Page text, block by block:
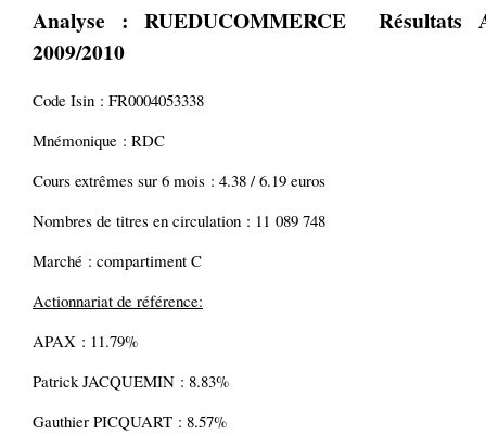
Analyse : RUEDUCOMMERCE Résultats
2009/2010
Code Isin : FR0004053338
Mnémonique : RDC
Cours extrêmes sur 6 mois : 4.38 / 6.19 euros
Nombres de titres en circulation : 11 089 748
Marché : compartiment C
Actionnariat de référence:
APAX : 11.79%
Patrick JACQUEMIN : 8.83%
Gauthier PICQUART : 8.57%